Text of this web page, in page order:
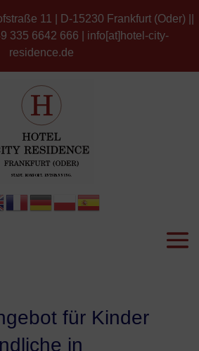
11 | D-15230 Frankfurt (Oder) ||
335 6642 666 | info[at]hotel-city-
residence.de
für Kinder
in